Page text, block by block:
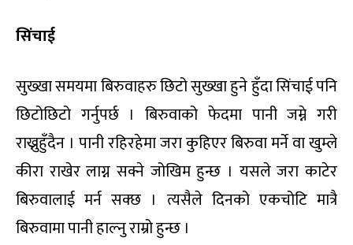
सिंचाई
सुख्खा समयमा बिरुवाहरु छिटो सुख्खा हुने हुँदा सिंचाई पनि
छिटोछिटो गर्नुपर्छ । बिरुवाको फेदमा पानी जम्ने गरी
राख्नुहुँदैन । पानी रहिरहेमा जरा कुहिएर बिरुवा मर्ने वा खुम्ले
कीरा राखेर लाग्न सक्ने जोखिम हुन्छ । यसले जरा काटेर
बिरुवालाई मर्न सक्छ । त्यसैले दिनको एकचोटि मात्रै
बिरुवामा पानी हाल्नु राम्रो हुन्छ ।